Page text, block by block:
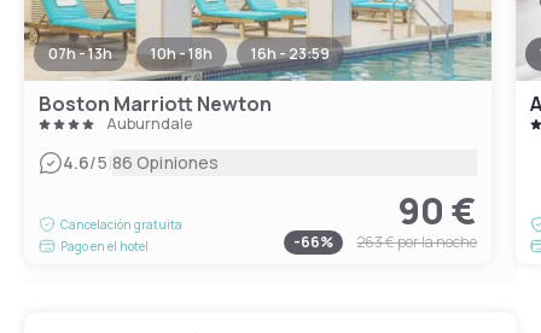
07h - 13h 10h - 18h 16h - 23:59
Boston Marriott Newton
Auburndale
4.6/5|86 Opiniones
Cancelación gratuita
Pago en el hotel
90 €
-66% 263 €por la noche